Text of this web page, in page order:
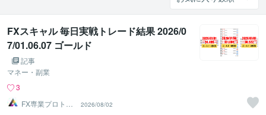
FXスキャル 毎日実戦トレード結果 2026/0
7/01.06.07 ゴールド
記事
マネー・副業
3
FX専業プロトレ
ーダーのAチーム
2026/08/02